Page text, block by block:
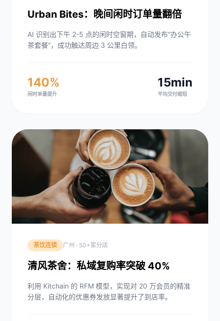
Urban Bites：晚间闲时订单量翻倍
AI 识别出下午 2-5 点的闲时空窗期，自动发布“办公午
茶套餐”，成功触达周边 3 公里白领。
140%
闲时单量提升
15min
平均交付缩短
茶饮连锁 广州 · 50+家分店
清风茶舍：私域复购率突破 40%
利用 Kitchain 的 RFM 模型，实现对 20 万会员的精准
分层，自动化的优惠券发放显著提升了到店率。